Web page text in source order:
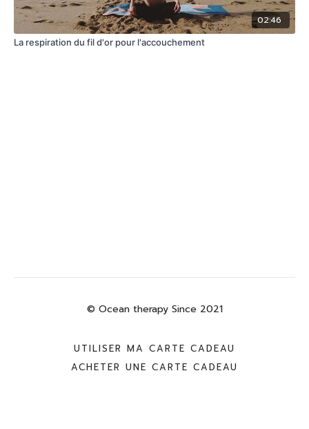
02:46
La respiration du fil d'or pour l'accouchement
© Ocean therapy Since 2021
UTILISER MA CARTE CADEAU
ACHETER UNE CARTE CADEAU